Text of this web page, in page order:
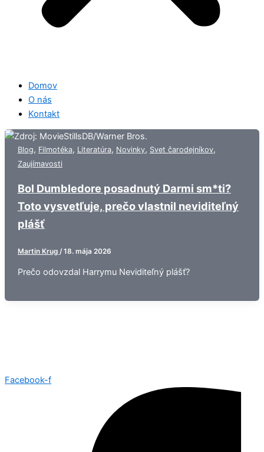
Domov
O nás
Kontakt
Blog, Filmotéka, Literatúra, Novinky, Svet čarodejníkov,
Zaujímavosti
Bol Dumbledore posadnutý Darmi sm*ti?
Toto vysvetľuje, prečo vlastnil neviditeľný
plášť
Martin Krug / 18. mája 2026
Prečo odovzdal Harrymu Neviditeľný plášť?
Facebook-f